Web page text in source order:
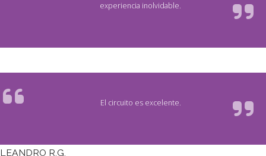
experiencia inolvidable.
El circuito es excelente.
LEANDRO R.G.